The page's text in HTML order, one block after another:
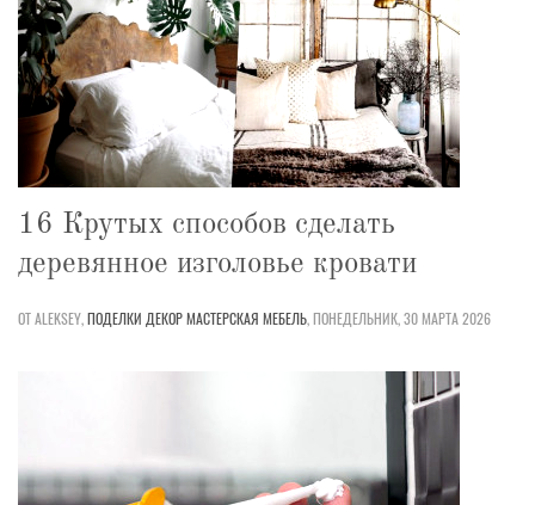
16 Крутых способов сделать
деревянное изголовье кровати
ОТ ALEKSEY,ПОДЕЛКИ ДЕКОРМАСТЕРСКАЯ МЕБЕЛЬ,ПОНЕДЕЛЬНИК, 30 МАРТА 2026